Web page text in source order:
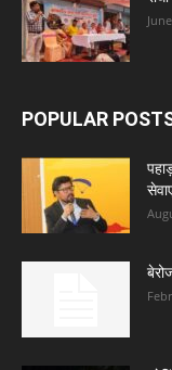
POPULAR